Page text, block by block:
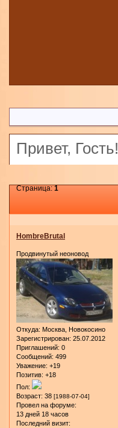
Привет, Гость!
Страница:1
HombreBrutal
Продвинутый неоновод
Откуда: Москва, Новокосино
Зарегистрирован: 25.07.2012
Приглашений: 0
Сообщений: 499
Уважение: +19
Позитив: +18
Пол:
Возраст: 38 [1988-07-04]
Провел на форуме:
13 дней 18 часов
Последний визит: